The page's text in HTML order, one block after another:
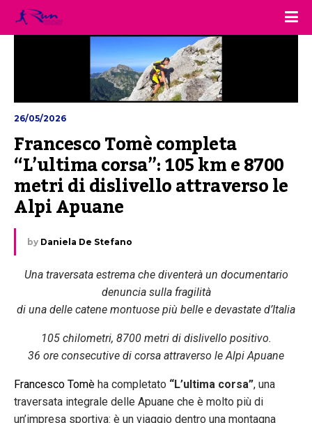
26/05/2026
Francesco Tomè completa
“L’ultima corsa”: 105 km e 8700
metri di dislivello attraverso le
Alpi Apuane
by Daniela De Stefano
Una traversata estrema che diventerà un documentario
denuncia sulla fragilità
di una delle catene montuose più belle e devastate d’Italia
105 chilometri, 8700 metri di dislivello positivo.
36 ore consecutive di corsa attraverso le Alpi Apuane
Francesco Tomè ha completato “L’ultima corsa”, una
traversata integrale delle Apuane che è molto più di
un’impresa sportiva: è un viaggio dentro una montagna